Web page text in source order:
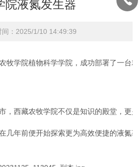
院液氮发生器
间：2025/1/10 14:49:39
牧学院植物科学学院，成功部署了一台
，西藏农牧学院不仅是知识的殿堂，更
几年前便开始探索更为高效便捷的液氮